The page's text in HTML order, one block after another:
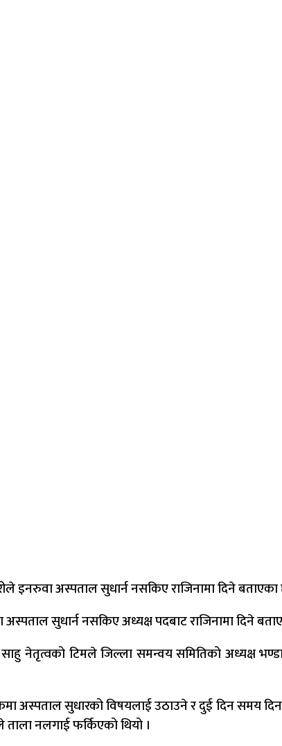
इनरुवा अस्पताल सुधार्न नसकिए राजिनामा दिने
सुधार्न नसकिए अध्यक्ष पदबाट राजिनामा दिने
नेतृत्वको टिमले जिल्ला समन्वय समितिको अध्यक्ष
अस्पताल सुधारको विषयलाई उठाउने र दुई दिन समय
नलगाई फर्किएको थियो ।